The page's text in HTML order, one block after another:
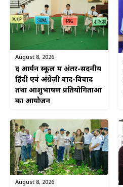
August 8, 2026
द आर्यन स्कूल में अंतर-सदनीय
हिंदी एवं अंग्रेज़ी वाद-विवाद
तथा आशुभाषण प्रतियोगिताओं
का आयोजन
August 8, 2026